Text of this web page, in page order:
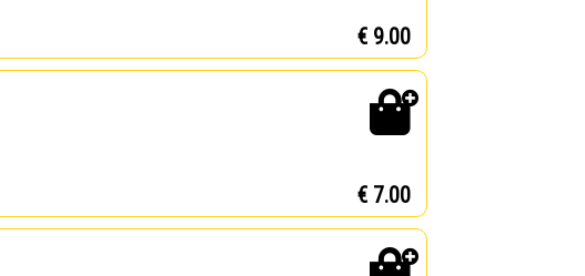
€ 9.00
€ 7.00